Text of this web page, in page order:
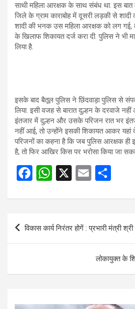
साथी महिला आरक्षक के साथ संबंध था. इस बात
जिले के ग्राम काराबोह में दूसरी लड़की से शादी
शादी की भनक उस महिला आरक्षक को लग
के खिलाफ शिकायत दर्ज करा दी. पुलिस ने भी
लिया है.
इसके बाद बैतूल पुलिस ने छिंदवाड़ा पुलिस से
लिया. इसी वजह से बारात दुल्हन के दरवाजे
इंतजार में दुल्हन और उसके परिजन रात भर
नहीं आई, तो उन्होंने इसकी शिकायत आकर यहां
परिजनों का कहना है कि जब पुलिस आरक्षक ही
है, तो फिर आखिर किस पर भरोसा किया जा
F
ce
o
W
at
s
A
X
E
ail ar
e
Post
navigation
विकास कार्य निरंतर होगें : प्रभारी मंत्री
लोकायुक्त के